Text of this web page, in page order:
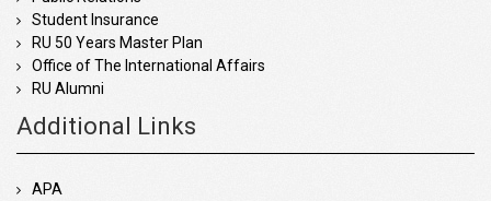
Student Insurance
RU 50 Years Master Plan
Office of The International Affairs
RU Alumni
Additional Links
APA